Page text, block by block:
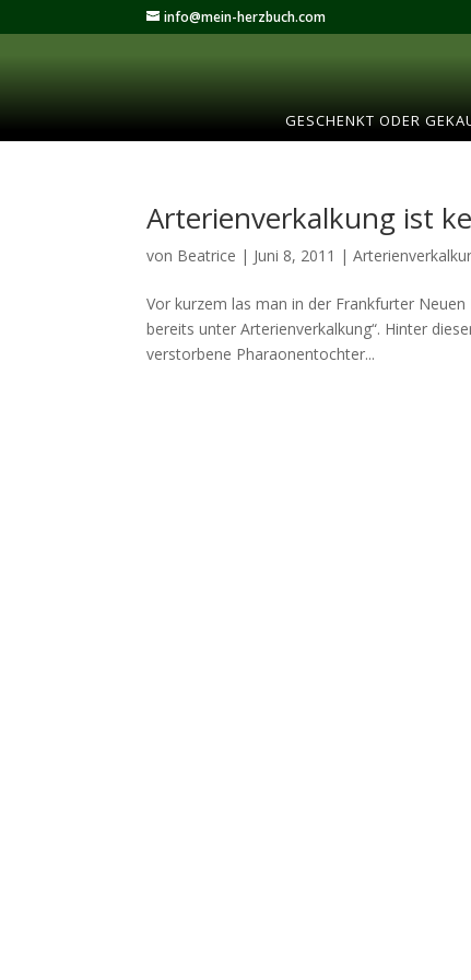
info@mein-herzbuch.com
GESCHENKT ODER
Arterienverkalkung ist
von Beatrice | Juni 8, 2011 |
Vor kurzem las man in der Frankfurter
bereits unter Arterienverkalkung“. Hinter
verstorbene Pharaonentochter...